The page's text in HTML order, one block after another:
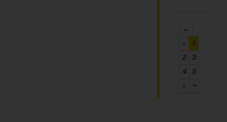
←
«
1
2 3
4 5
»
→